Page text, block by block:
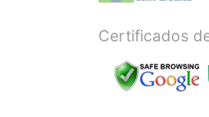
Certificados